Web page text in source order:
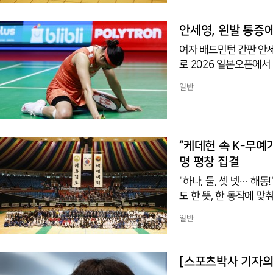
이 상대의 수에 끌려다
수는 시간과 흐름을 지
안세영, 왼발 통증
여자 배드민턴 간판 안
로 2026 일본오픈에서
협회에 따르면 그는
앞서 6월 싱가포르오
일반
“케데헌 속 K-무예
명 평창 집결
"하나, 둘, 셋 넷… 해동
도 한 뜻, 한 동작에 맞
만, 한국어로 통용되는
까지 시흘간 강원특별
글로벌 K-검무예 페스
일반
[스포츠박사 기자